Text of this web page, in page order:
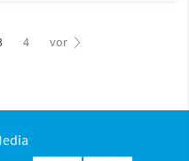
4 vor